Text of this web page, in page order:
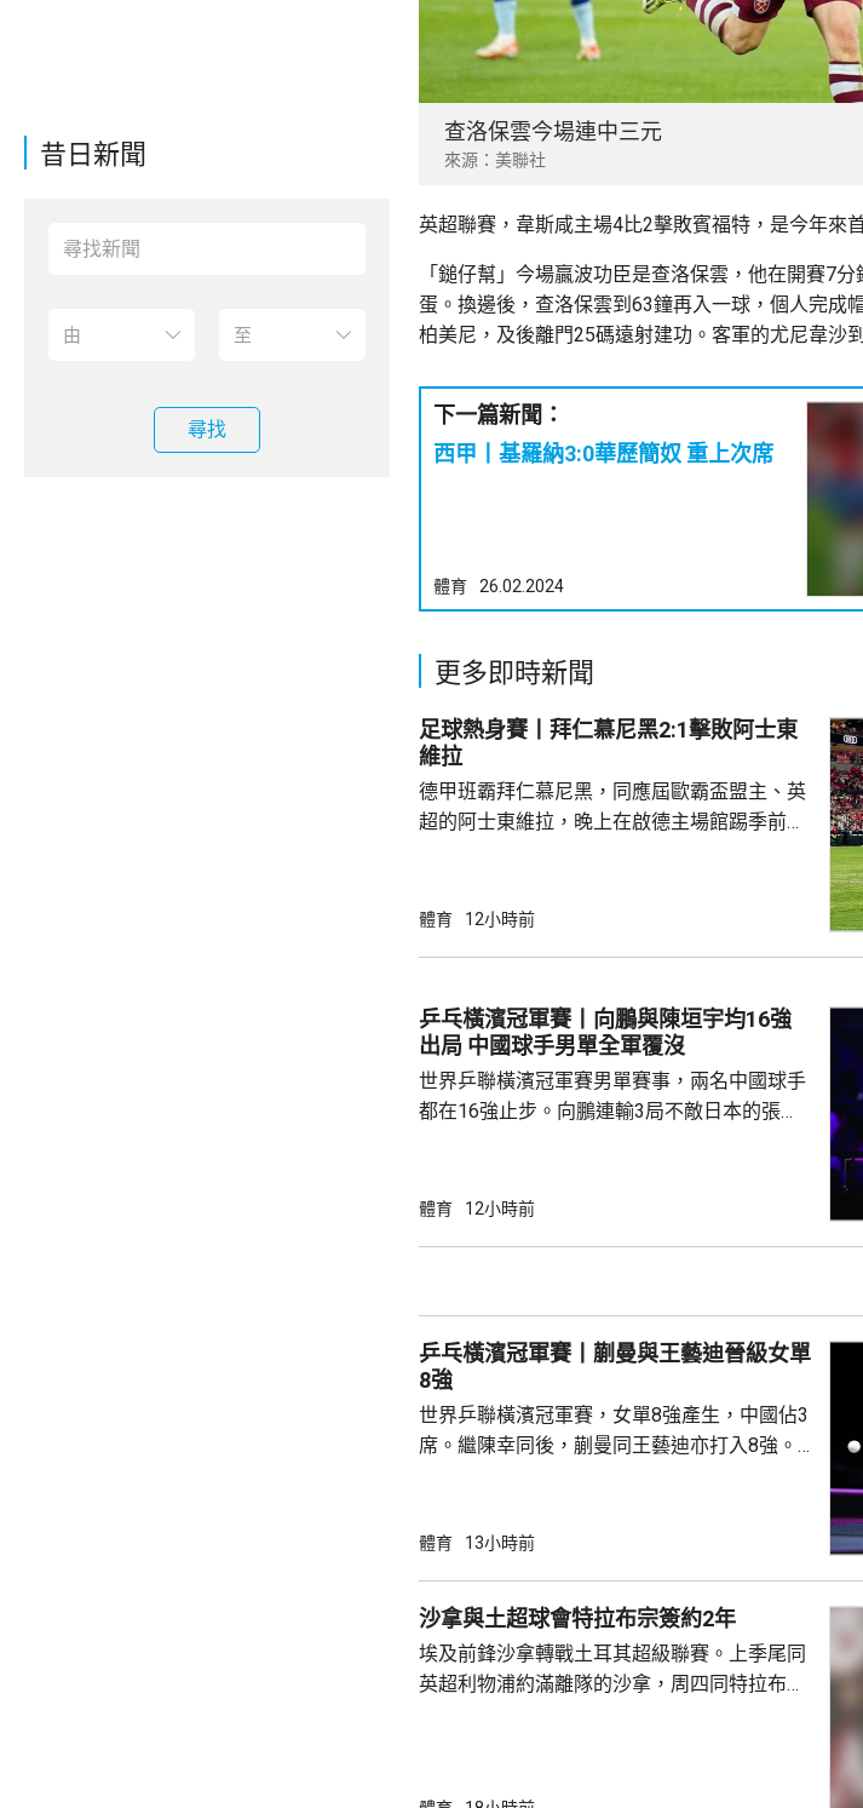
昔日新聞
尋找
查洛保雲今場連中三元
來源：美聯社
英超聯賽，韋斯咸主場4比2擊敗賓福特，是今年來
「鎚仔幫」今場贏波功臣是查洛保雲，他在開賽7
蛋。換邊後，查洛保雲到63鐘再入一球，個人完成
柏美尼，及後離門25碼遠射建功。客軍的尤尼韋沙
下一篇新聞：
西甲丨基羅納3:0華歷簡奴 重上次席
體育 26.02.2024
更多即時新聞
足球熱身賽丨拜仁慕尼黑2:1擊敗阿士東
維拉
德甲班霸拜仁慕尼黑，同應屆歐霸盃盟主、英
超的阿士東維拉，晚上在啟德主場館踢季前熱
射，貼柱出底線，之後阿歷山大柏夫洛域在禁
路開出罰球，由南韓後衛金玟哉頂入，打破僵
局。維拉上半場未見具威脅的組織及攻門。 下
半場初段，維拉曾有一次罰球，但...
體育 12小時前
乒乓橫濱冠軍賽丨向鵬與陳垣宇均16強
出局 中國球手男單全軍覆沒
世界乒聯橫濱冠軍賽男單賽事，兩名中國球手
都在16強止步。向鵬連輸3局不敵日本的張本
球手，全軍覆沒。 法國的艾歷斯勒布倫，先失
晙誠。至於張禹珍就會硬撼頭號種子松島輝
空。
體育 12小時前
乒乓橫濱冠軍賽丨蒯曼與王藝迪晉級女單
8強
世界乒聯橫濱冠軍賽，女單8強產生，中國佔3
席。繼陳幸同後，蒯曼同王藝迪亦打入8強。
11:6，將與日本的早日希娜爭入4強。早日希
「刁時」輸14:16，但之後表現漸入佳境，連
贏11:8、11:5及11:8反勝，8強會遇...
體育 13小時前
沙拿與土超球會特拉布宗簽約2年
埃及前鋒沙拿轉戰土耳其超級聯賽。上季尾同
英超利物浦約滿離隊的沙拿，周四同特拉布宗